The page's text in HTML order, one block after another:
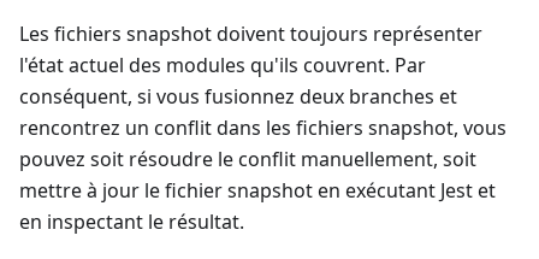
Les fichiers snapshot doivent toujours représenter
l'état actuel des modules qu'ils couvrent. Par
conséquent, si vous fusionnez deux branches et
rencontrez un conflit dans les fichiers snapshot, vous
pouvez soit résoudre le conflit manuellement, soit
mettre à jour le fichier snapshot en exécutant Jest et
en inspectant le résultat.